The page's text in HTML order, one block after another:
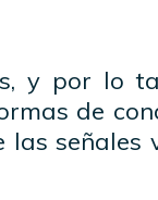
y por lo
de
las